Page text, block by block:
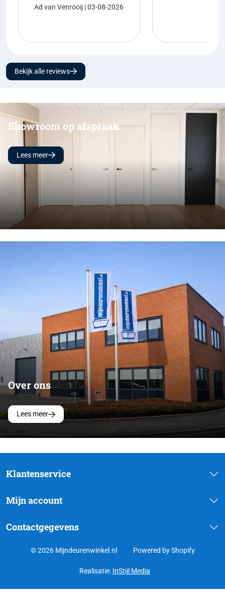
Bekijk alle reviews
Showroom op afspraak
Lees meer
Over ons
Lees meer
Klantenservice
Mijn account
Contactgegevens
© 2026 Mijndeurenwinkel.nl Powered by Shopify
Realisatie: InStijl Media